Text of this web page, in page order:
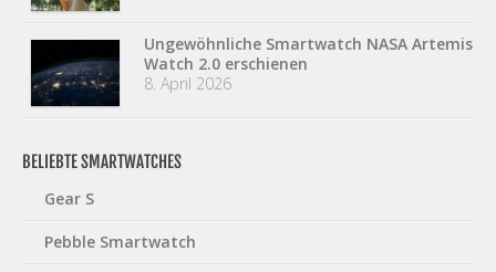
Ungewöhnliche Smartwatch NASA Artemis
Watch 2.0 erschienen
8. April 2026
BELIEBTE SMARTWATCHES
Gear S
Pebble Smartwatch